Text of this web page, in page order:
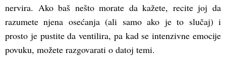
nervira. Ako baš nešto morate da kažete, recite joj da
razumete njena osećanja (ali samo ako je to slučaj) i
prosto je pustite da ventilira, pa kad se intenzivne emocije
povuku, možete razgovarati o datoj temi.